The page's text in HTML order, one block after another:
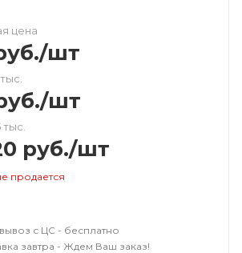
цена
/шт
/шт
тыс.
руб./шт
продается
с ЦС - бесплатно
завтра - Ждем Ваш заказ!